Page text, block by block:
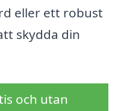
eller ett robust
skydda din
och utan